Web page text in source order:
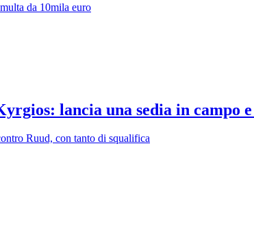
da 10mila euro
lancia una sedia in campo
Ruud, con tanto di squalifica